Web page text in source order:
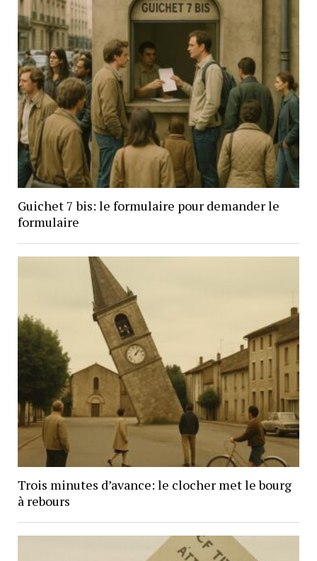
Guichet 7 bis: le formulaire pour demander le
formulaire
Trois minutes d’avance: le clocher met le bourg
à rebours